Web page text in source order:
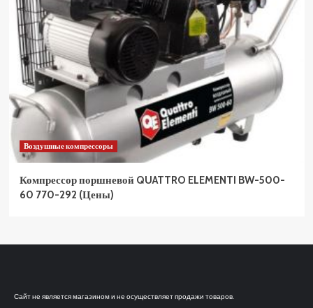
Воздушные компрессоры
Компрессор поршневой QUATTRO ELEMENTI BW-500-
60 770-292 (Цены)
Сайт не является магазином и не осуществляет продажи товаров.